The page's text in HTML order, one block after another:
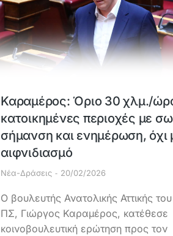
Καραμέρος: Όριο 30 χλμ./
κατοικημένες περιοχές με
σήμανση και ενημέρωση, όχι
αιφνιδιασμό
Νέα-Δράσεις 20/02/2026
Ο βουλευτής Ανατολικής Αττικής
ΠΣ, Γιώργος Καραμέρος, κατέθεσε
κοινοβουλευτική ερώτηση προς τον